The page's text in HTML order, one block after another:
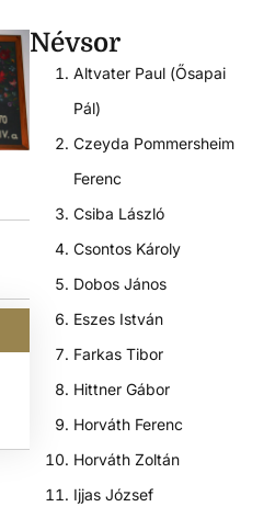
Névsor
Altvater Paul (Ősapai
Pál)
Czeyda Pommersheim
Ferenc
Csiba László
Csontos Károly
Dobos János
Eszes István
Farkas Tibor
Hittner Gábor
Horváth Ferenc
Horváth Zoltán
Ijjas József